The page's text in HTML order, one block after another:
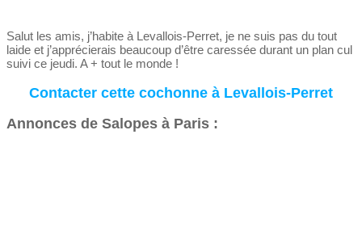
Salut les amis, j’habite à Levallois-Perret, je ne suis pas du tout
laide et j’apprécierais beaucoup d’être caressée durant un plan cul
suivi ce jeudi. A + tout le monde !
Contacter cette cochonne à Levallois-Perret
Annonces de Salopes à Paris :